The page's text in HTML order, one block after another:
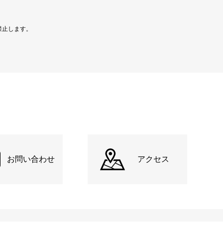
します。
お問い合わせ アクセス